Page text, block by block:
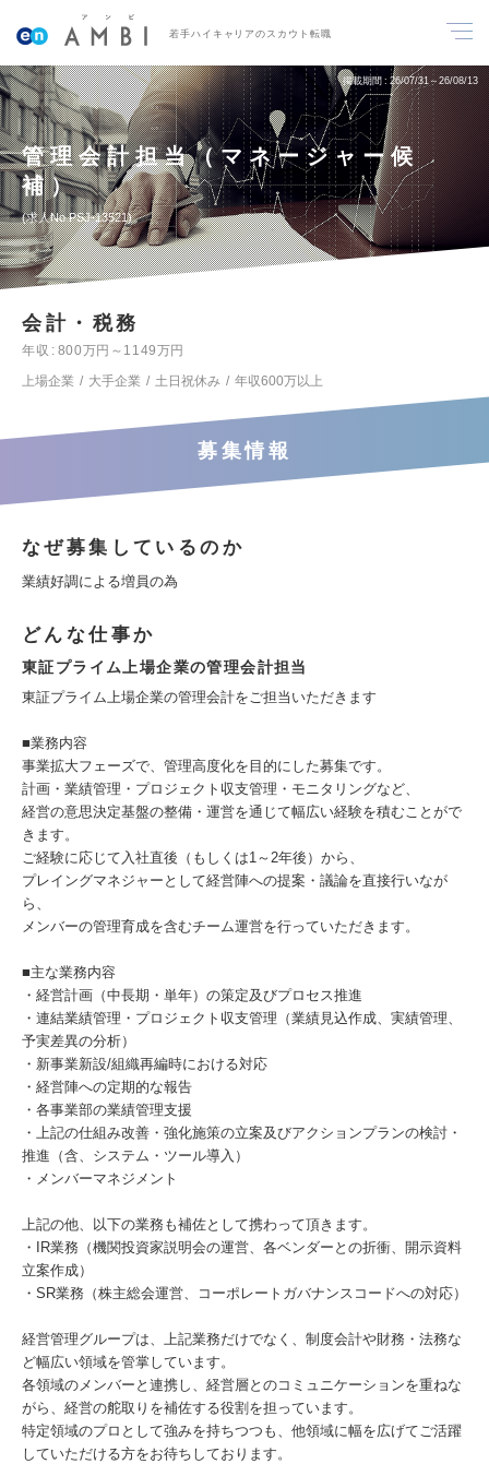
若手ハイキャリアのスカウト転職
掲載期間 26/07/31～26/08/13
管理会計担当（マネージャー候
補）
求人No.PSJ-13521
会計・税務
年収
800万円～1149万円
上場企業
大手企業 土日祝休み 年収600万以上
募集情報
なぜ募集しているのか
業績好調による増員の為
どんな仕事か
東証プライム上場企業の管理会計担当
東証プライム上場企業の管理会計をご担当いただきます
■業務内容
事業拡大フェーズで、管理高度化を目的にした募集です。
計画・業績管理・プロジェクト収支管理・モニタリングなど、
経営の意思決定基盤の整備・運営を通じて幅広い経験を積むことがで
きます。
ご経験に応じて入社直後（もしくは1～2年後）から、
プレイングマネジャーとして経営陣への提案・議論を直接行いなが
ら、
メンバーの管理育成を含むチーム運営を行っていただきます。
■主な業務内容
・経営計画（中長期・単年）の策定及びプロセス推進
・連結業績管理・プロジェクト収支管理（業績見込作成、実績管理、
予実差異の分析）
・新事業新設/組織再編時における対応
・経営陣への定期的な報告
・各事業部の業績管理支援
・上記の仕組み改善・強化施策の立案及びアクションプランの検討・
推進（含、システム・ツール導入）
・メンバーマネジメント
上記の他、以下の業務も補佐として携わって頂きます。
・IR業務（機関投資家説明会の運営、各ベンダーとの折衝、開示資料
立案作成）
・SR業務（株主総会運営、コーポレートガバナンスコードへの対応）
経営管理グループは、上記業務だけでなく、制度会計や財務・法務な
ど幅広い領域を管掌しています。
各領域のメンバーと連携し、経営層とのコミュニケーションを重ねな
がら、経営の舵取りを補佐する役割を担っています。
特定領域のプロとして強みを持ちつつも、他領域に幅を広げてご活躍
していただける方をお待ちしております。